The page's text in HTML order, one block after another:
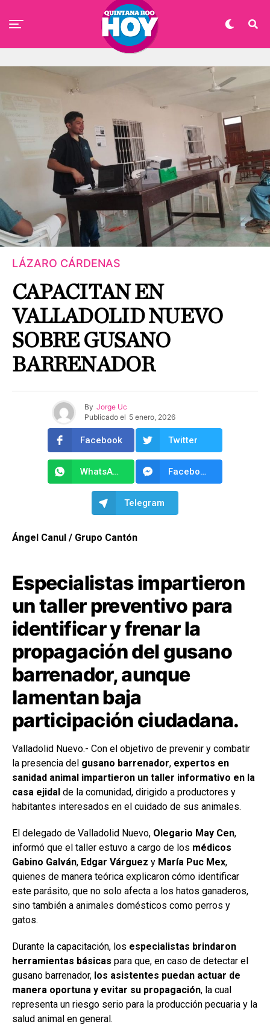
LÁZARO CÁRDENAS
CAPACITAN EN
VALLADOLID NUEVO
SOBRE GUSANO
BARRENADOR
By Jorge Uc
Publicado el 5 enero, 2026
Facebook Twitter
WhatsApp Facebook Messenger
Telegram
Ángel Canul / Grupo Cantón
Especialistas impartieron
un taller preventivo para
identificar y frenar la
propagación del gusano
barrenador, aunque
lamentan baja
participación ciudadana.
Valladolid Nuevo.- Con el objetivo de prevenir y combatir
la presencia del gusano barrenador, expertos en
sanidad animal impartieron un taller informativo en la
casa ejidal de la comunidad, dirigido a productores y
habitantes interesados en el cuidado de sus animales.
El delegado de Valladolid Nuevo, Olegario May Cen,
informó que el taller estuvo a cargo de los médicos
Gabino Galván, Edgar Várguez y María Puc Mex,
quienes de manera teórica explicaron cómo identificar
este parásito, que no solo afecta a los hatos ganaderos,
sino también a animales domésticos como perros y
gatos.
Durante la capacitación, los especialistas brindaron
herramientas básicas para que, en caso de detectar el
gusano barrenador, los asistentes puedan actuar de
manera oportuna y evitar su propagación, la cual
representa un riesgo serio para la producción pecuaria y la
salud animal en general.